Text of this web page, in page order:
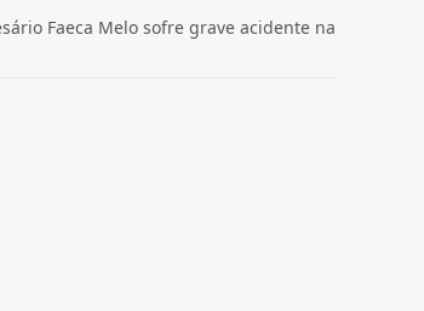
Faeca Melo sofre grave acidente na